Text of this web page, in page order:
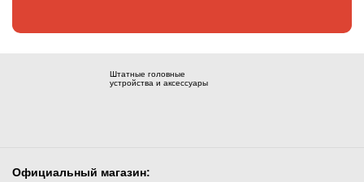
Штатные головные
устройства и аксессуары
Официальный магазин: